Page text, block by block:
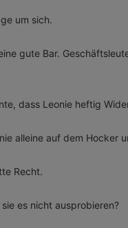
um sich.
gute Bar.
dass Leonie heftig
alleine auf dem Hocker
Recht.
es nicht ausprobieren?